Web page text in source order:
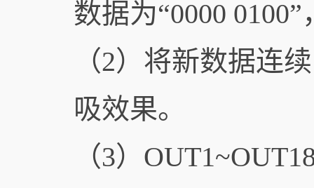
数据为“0000
（2）将新数据连
吸效果。
（3）